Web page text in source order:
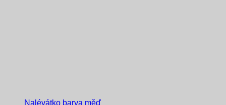
Nalévátko barva měď